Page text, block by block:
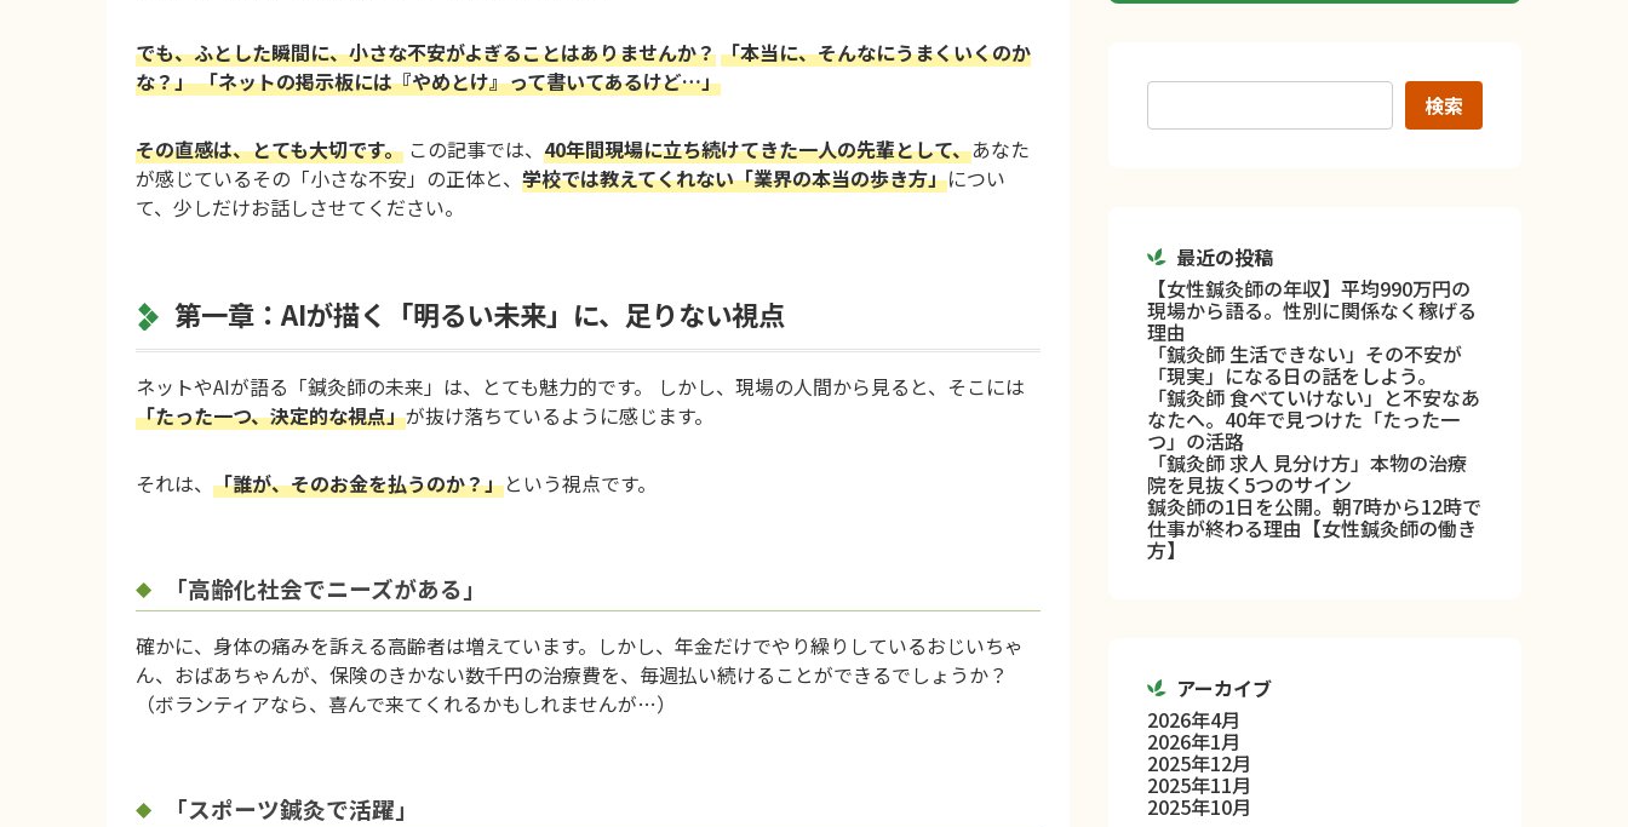
でも、ふとした瞬間に、小さな不安がよぎることはありませんか？「本当に、そんなにうまくいくのか
な？」 「ネットの掲示板には『やめとけ』って書いてあるけど…」
その直感は、とても大切です。 この記事では、 40年間現場に立ち続けてきた一人の先輩として、あなた
が感じているその「小さな不安」の正体と、 学校では教えてくれない「業界の本当の歩き方」につい
て、少しだけお話しさせてください。
第一章：AIが描く「明るい未来」に、足りない視点
ネットやAIが語る「鍼灸師の未来」は、とても魅力的です。 しかし、現場の人間から見ると、そこには
「たった一つ、決定的な視点」が抜け落ちているように感じます。
それは、 「誰が、そのお金を払うのか？」という視点です。
「高齢化社会でニーズがある」
確かに、身体の痛みを訴える高齢者は増えています。しかし、年金だけでやり繰りしているおじいちゃ
ん、おばあちゃんが、保険のきかない数千円の治療費を、毎週払い続けることができるでしょうか？
（ボランティアなら、喜んで来てくれるかもしれませんが…）
「スポーツ鍼灸で活躍」
検索
最近の投稿
【女性鍼灸師の年収】平均990万円の
現場から語る。性別に関係なく稼げる
理由
「鍼灸師 生活できない」その不安が
「現実」になる日の話をしよう。
「鍼灸師 食べていけない」と不安なあ
なたへ。40年で見つけた「たった一
つ」の活路
「鍼灸師 求人 見分け方」本物の治療
院を見抜く5つのサイン
鍼灸師の1日を公開。朝7時から12時で
仕事が終わる理由【女性鍼灸師の働き
方】
アーカイブ
2026年4月
2026年1月
2025年12月
2025年11月
2025年10月